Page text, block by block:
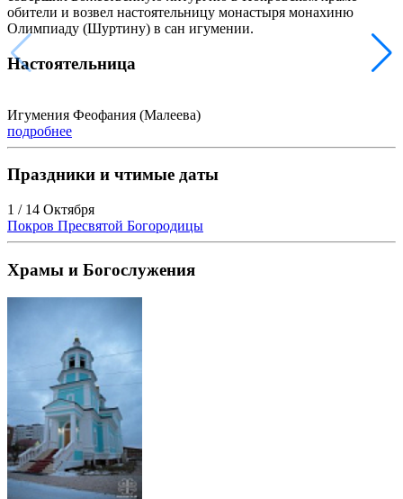
обители и возвел настоятельницу монастыря монахиню
Олимпиаду (Шуртину) в сан игумении.
Настоятельница
Игумения Феофания (Малеева)
подробнее
Праздники и чтимые даты
1 / 14 Октября
Покров Пресвятой Богородицы
Храмы и Богослужения